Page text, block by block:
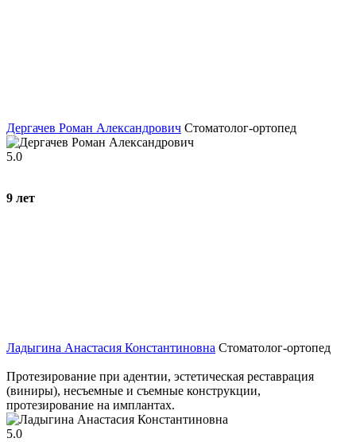
Дергачев Роман Александрович Стоматолог-ортопед
5.0
9 лет
Ладыгина Анастасия Константиновна Стоматолог-ортопед
Протезирование при адентии, эстетическая реставрация
(виниры), несъемные и съемные конструкции,
протезирование на имплантах.
5.0